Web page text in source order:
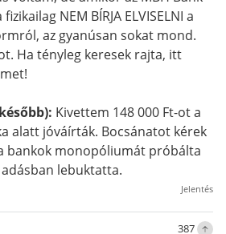
NEM BÍRJA ELVISELNI a
az gyanúsan sokat mond.
Ha tényleg keresek rajta, itt
Kivettem 148 000 Ft-ot a
alatt jóváírták. Bocsánatot kérek
bankok monopóliumát próbálta
lebuktatta.
Jelentés
387